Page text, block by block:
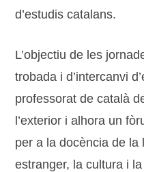
d’estudis catalans.
L’objectiu de les
trobada i d’intercanvi
professorat de català
l’exterior i alhora un
per a la docència de la
estranger, la cultura i